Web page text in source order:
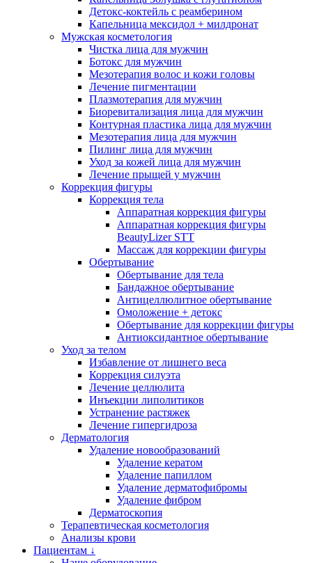
Детокс-коктейль с реамберином
Капельница мексидол + милдронат
Мужская косметология
Чистка лица для мужчин
Ботокс для мужчин
Мезотерапия волос и кожи головы
Лечение пигментации
Плазмотерапия для мужчин
Биоревитализация лица для мужчин
Контурная пластика лица для мужчин
Мезотерапия лица для мужчин
Пилинг лица для мужчин
Уход за кожей лица для мужчин
Лечение прыщей у мужчин
Коррекция фигуры
Коррекция тела
Аппаратная коррекция фигуры
Аппаратная коррекция фигуры
BeautyLizer STT
Массаж для коррекции фигуры
Обертывание
Обертывание для тела
Бандажное обертывание
Антицеллюлитное обертывание
Омоложение + детокс
Обертывание для коррекции фигуры
Антиоксидантное обертывание
Уход за телом
Избавление от лишнего веса
Коррекция силуэта
Лечение целлюлита
Инъекции липолитиков
Устранение растяжек
Лечение гипергидроза
Дерматология
Удаление новообразований
Удаление кератом
Удаление папиллом
Удаление дерматофибромы
Удаление фибром
Дерматоскопия
Терапевтическая косметология
Анализы крови
Пациентам ↓